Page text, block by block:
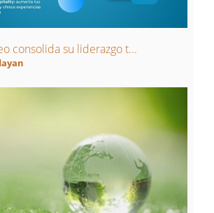
consolida su liderazgo t...